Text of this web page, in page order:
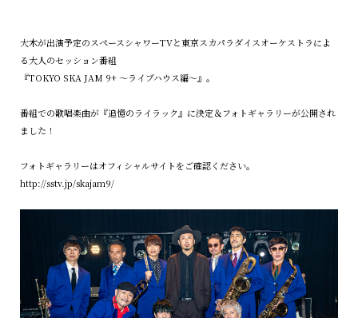
大木が出演予定のスペースシャワーTVと東京スカパラダイスオーケストラによ
る大人のセッション番組
『TOKYO SKA JAM 9+ ～ライブハウス編～』。
番組での歌唱楽曲が『追憶のライラック』に決定＆フォトギャラリーが公開され
ました！
フォトギャラリーはオフィシャルサイトをご確認ください。
http://sstv.jp/skajam9/